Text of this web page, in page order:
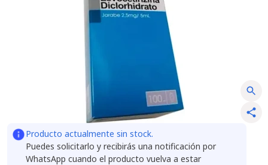
Producto actualmente sin stock.
Puedes solicitarlo y recibirás una notificación por
WhatsApp cuando el producto vuelva a estar